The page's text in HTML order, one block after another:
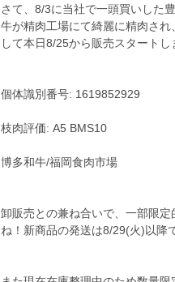
さて、8/3に当社で一頭買いした
牛が精肉工場にて綺麗に精肉され
して本日8/25から販売スタートし
個体識別番号: 1619852929
枝肉評価: A5 BMS10
博多和牛/福岡食肉市場
卸販売との兼ね合いで、一部限
ね！新商品の発送は8/29(火)以降